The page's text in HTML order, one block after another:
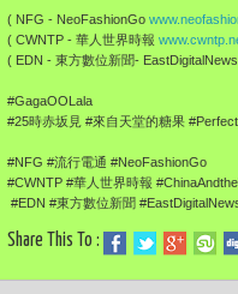
( NFG - NeoFashionGo
( CWNTP - 華人世界時報
( EDN - 東方數位新聞-
#GagaOOLala
#25時赤坂見 #來自天堂的糖果
#NFG #流行電通 #NeoFashionGo
#CWNTP #華人世界時報
#EDN #東方數位新聞
Share This To :